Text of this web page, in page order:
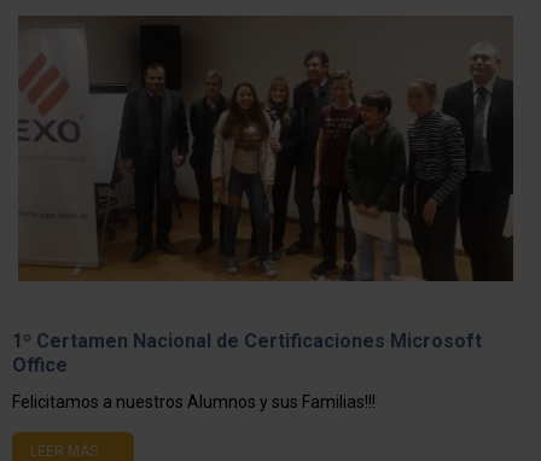
1º Certamen Nacional de Certificaciones Microsoft
Office
Felicitamos a nuestros Alumnos y sus Familias!!!
LEER MÁS